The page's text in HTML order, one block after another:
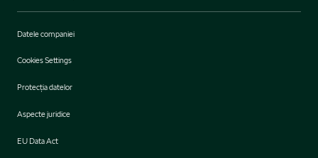
Datele companiei
Cookies Settings
Protecţia datelor
Aspecte juridice
EU Data Act